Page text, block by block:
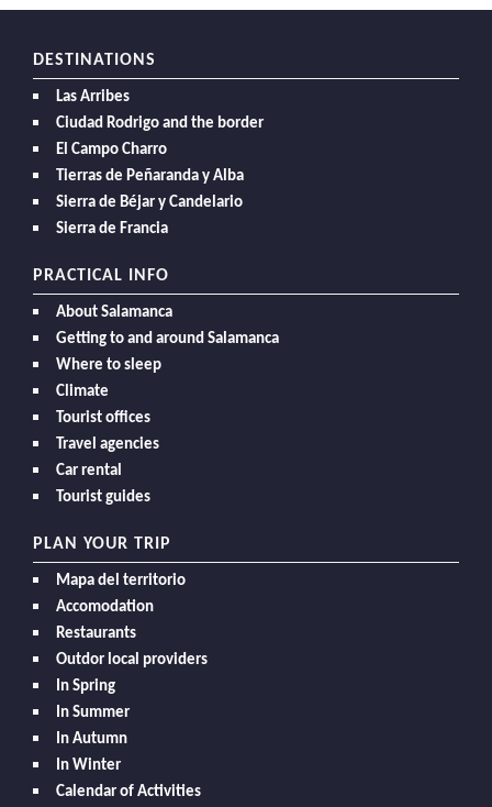
DESTINATIONS
Las Arribes
Ciudad Rodrigo and the border
El Campo Charro
Tierras de Peñaranda y Alba
Sierra de Béjar y Candelario
Sierra de Francia
PRACTICAL INFO
About Salamanca
Getting to and around Salamanca
Where to sleep
Climate
Tourist offices
Travel agencies
Car rental
Tourist guides
PLAN YOUR TRIP
Mapa del territorio
Accomodation
Restaurants
Outdor local providers
In Spring
In Summer
In Autumn
In Winter
Calendar of Activities